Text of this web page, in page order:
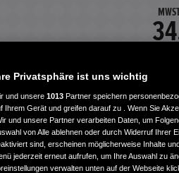
Privatsphäre ist uns wichtig
und unsere 1013 Partner speichern
Ihrem Gerät und greifen darauf zu . Wenn Sie
und unsere Partner verarbeiten Daten, um
von Alle ablehnen oder durch Widerruf Ihrer
sind, erscheinen möglicherweise Inhalte
jederzeit erneut aufrufen, um Ihre Auswahl zu
verwalten unten auf der Webseite